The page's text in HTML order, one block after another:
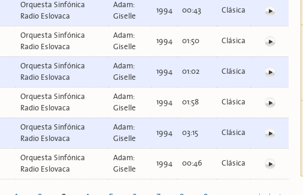
Orquesta Sinfónica
Radio Eslovaca
Adam:
Giselle
1994 00:43 Clásica
Orquesta Sinfónica
Radio Eslovaca
Adam:
Giselle
1994 01:50 Clásica
Orquesta Sinfónica
Radio Eslovaca
Adam:
Giselle
1994 01:02 Clásica
Orquesta Sinfónica
Radio Eslovaca
Adam:
Giselle
1994 01:58 Clásica
Orquesta Sinfónica
Radio Eslovaca
Adam:
Giselle
1994 03:15 Clásica
Orquesta Sinfónica
Radio Eslovaca
Adam:
Giselle
1994 00:46 Clásica